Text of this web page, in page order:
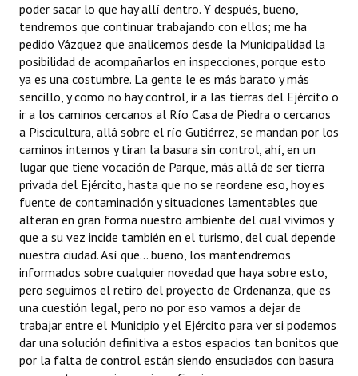
poder sacar lo que hay allí dentro. Y después, bueno,
tendremos que continuar trabajando con ellos; me ha
pedido Vázquez que analicemos desde la Municipalidad la
posibilidad de acompañarlos en inspecciones, porque esto
ya es una costumbre. La gente le es más barato y más
sencillo, y como no hay control, ir a las tierras del Ejército o
ir a los caminos cercanos al Río Casa de Piedra o cercanos
a Piscicultura, allá sobre el río Gutiérrez, se mandan por los
caminos internos y tiran la basura sin control, ahí, en un
lugar que tiene vocación de Parque, más allá de ser tierra
privada del Ejército, hasta que no se reordene eso, hoy es
fuente de contaminación y situaciones lamentables que
alteran en gran forma nuestro ambiente del cual vivimos y
que a su vez incide también en el turismo, del cual depende
nuestra ciudad. Así que... bueno, los mantendremos
informados sobre cualquier novedad que haya sobre esto,
pero seguimos el retiro del proyecto de Ordenanza, que es
una cuestión legal, pero no por eso vamos a dejar de
trabajar entre el Municipio y el Ejército para ver si podemos
dar una solución definitiva a estos espacios tan bonitos que
por la falta de control están siendo ensuciados con basura